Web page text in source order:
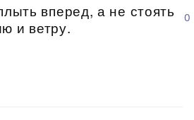
вперед, а не стоять
и ветру.
0